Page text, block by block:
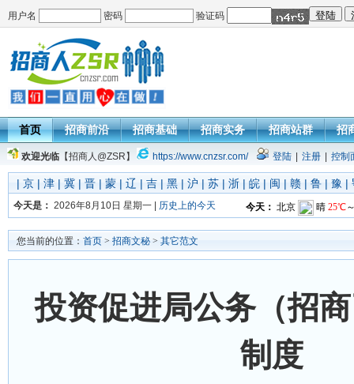
用户名 密码 验证码
首页 招商前沿 招商基础 招商实务 招商站群 招
欢迎光临 【招商人@ZSR】 https://www.cnzsr.com/ 登陆 注册 控制
| 京 | 津 | 冀 | 晋 | 蒙 | 辽 | 吉 | 黑 | 沪 | 苏 | 浙 | 皖 | 闽 | 赣 | 鲁 | 豫 |
今天是： 2026年8月10日 星期一 | 历史上的今天
您当前的位置： 首页 > 招商文秘 > 其它范文
投资促进局公务（招
制度